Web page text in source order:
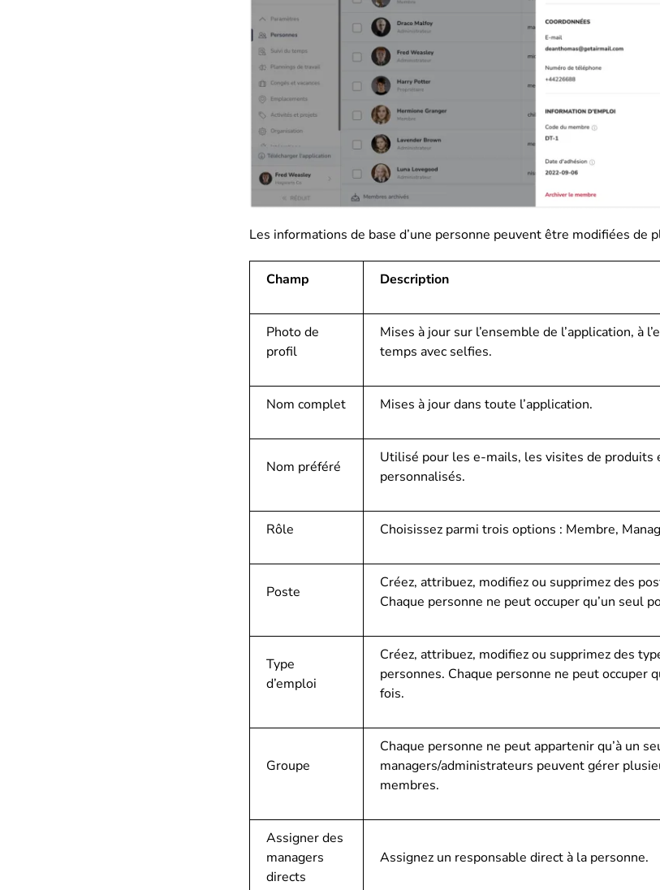
Les informations de base d’une personne peuvent être modifiées de
Champ Description
Photo de
profil
Mises à jour sur l’ensemble de l’application, à
temps avec selfies.
Nom complet Mises à jour dans toute l’application.
Nom préféré
Utilisé pour les e-mails, les visites de produits
personnalisés.
Rôle Choisissez parmi trois options : Membre,
Poste
Créez, attribuez, modifiez ou supprimez des
Chaque personne ne peut occuper qu’un seul
Type
d’emploi
Créez, attribuez, modifiez ou supprimez des
personnes. Chaque personne ne peut occuper
fois.
Groupe
Chaque personne ne peut appartenir qu’à un
managers/administrateurs peuvent gérer
membres.
Assigner des
managers
directs
Assignez un responsable direct à la personne.